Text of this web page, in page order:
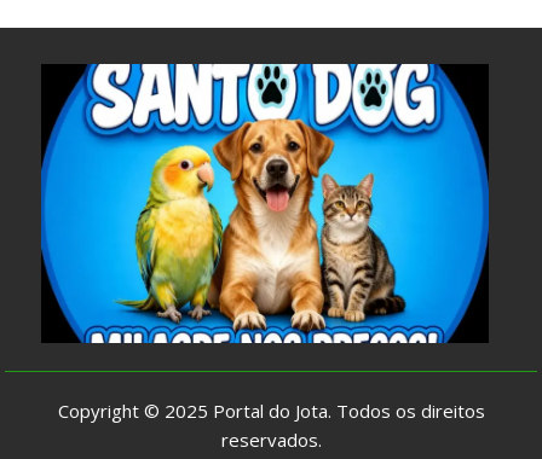
Copyright © 2025 Portal do Jota. Todos os direitos
reservados.